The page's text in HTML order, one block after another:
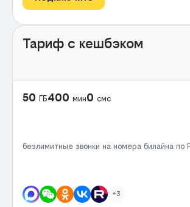
Тариф с кешбэком
50 ГБ400 мин0 смс
безлимитные звонки на номера билайна по
+3